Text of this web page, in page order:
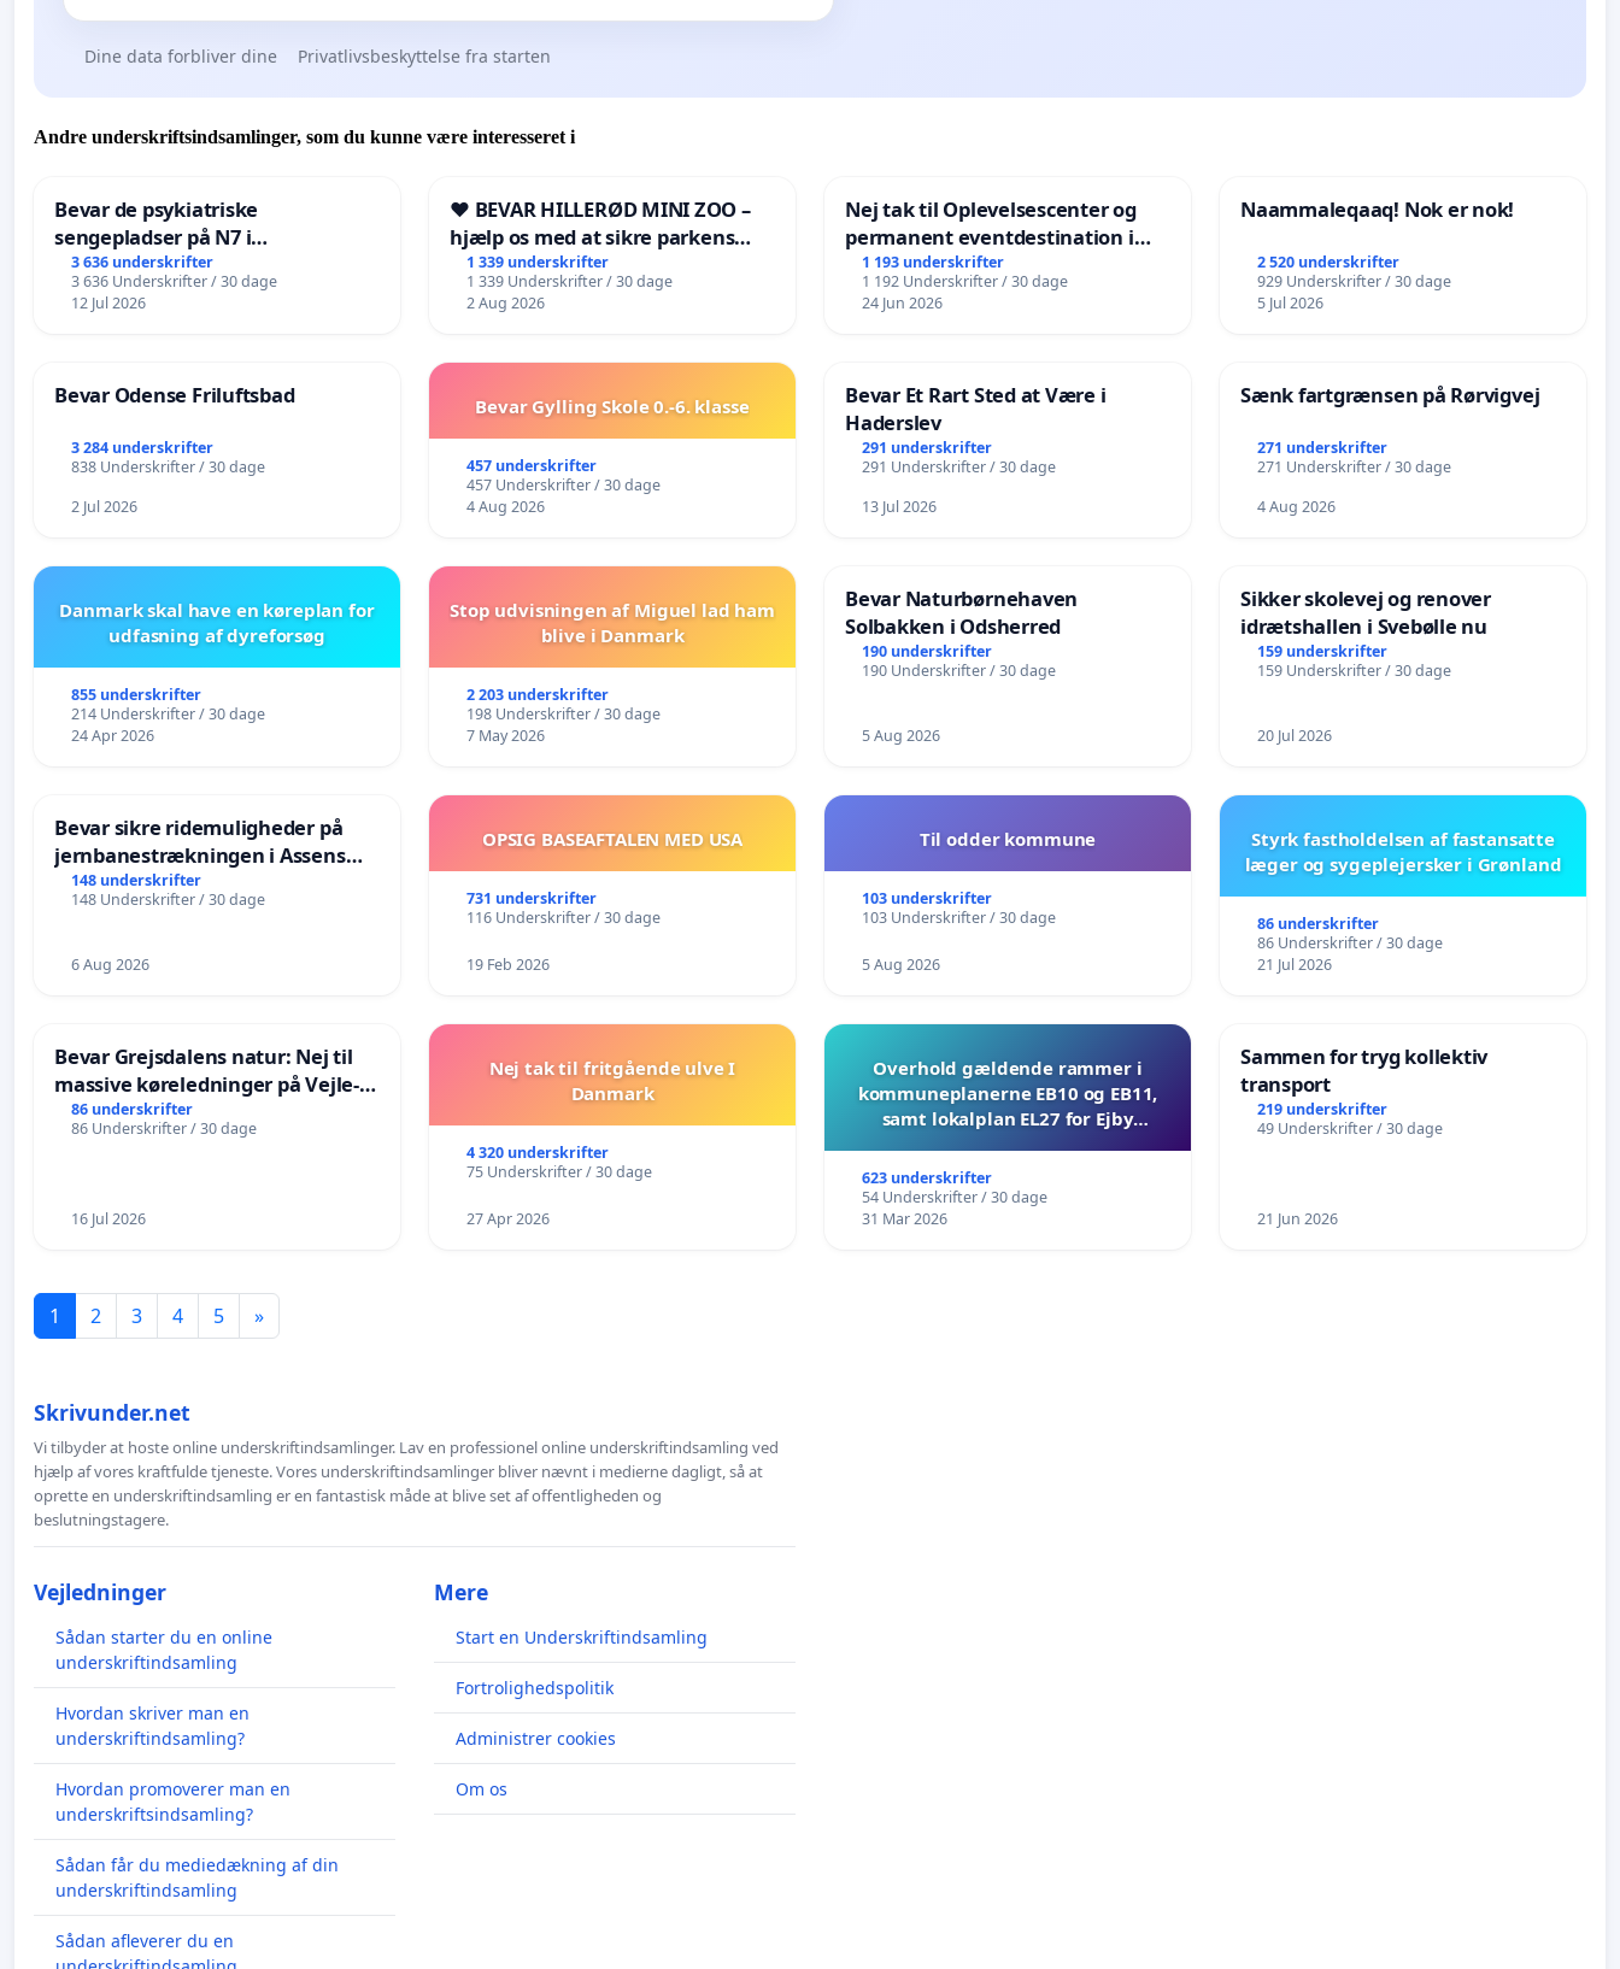
Dine data forbliver dine Privatlivsbeskyttelse fra starten
Andre underskriftsindsamlinger, som du kunne være interesseret i
Bevar de psykiatriske
sengepladser på N7 i
Frederikshavn
3 636 underskrifter
3 636 Underskrifter / 30 dage
12 Jul 2026
❤️ BEVAR HILLERØD MINI ZOO –
hjælp os med at sikre parkens
fremtid ❤️
1 339 underskrifter
1 339 Underskrifter / 30 dage
2 Aug 2026
Nej tak til Oplevelsescenter og
permanent eventdestination i
Vejby - Ja tak til et levende
lokalområde i balance
1 193 underskrifter
1 192 Underskrifter / 30 dage
24 Jun 2026
Naammaleqaaq! Nok er nok!
2 520 underskrifter
929 Underskrifter / 30 dage
5 Jul 2026
Bevar Odense Friluftsbad
3 284 underskrifter
838 Underskrifter / 30 dage
2 Jul 2026
Bevar Gylling Skole 0.-6. klasse
457 underskrifter
457 Underskrifter / 30 dage
4 Aug 2026
Bevar Et Rart Sted at Være i
Haderslev
291 underskrifter
291 Underskrifter / 30 dage
13 Jul 2026
Sænk fartgrænsen på Rørvigvej
271 underskrifter
271 Underskrifter / 30 dage
4 Aug 2026
Danmark skal have en køreplan for
udfasning af dyreforsøg
855 underskrifter
214 Underskrifter / 30 dage
24 Apr 2026
Stop udvisningen af Miguel lad ham
blive i Danmark
2 203 underskrifter
198 Underskrifter / 30 dage
7 May 2026
Bevar Naturbørnehaven
Solbakken i Odsherred
190 underskrifter
190 Underskrifter / 30 dage
5 Aug 2026
Sikker skolevej og renover
idrætshallen i Svebølle nu
159 underskrifter
159 Underskrifter / 30 dage
20 Jul 2026
Bevar sikre ridemuligheder på
jernbanestrækningen i Assens
Kommune
148 underskrifter
148 Underskrifter / 30 dage
6 Aug 2026
OPSIG BASEAFTALEN MED USA
731 underskrifter
116 Underskrifter / 30 dage
19 Feb 2026
Til odder kommune
103 underskrifter
103 Underskrifter / 30 dage
5 Aug 2026
Styrk fastholdelsen af fastansatte
læger og sygeplejersker i Grønland
86 underskrifter
86 Underskrifter / 30 dage
21 Jul 2026
Bevar Grejsdalens natur: Nej til
massive køreledninger på Vejle-
Struer-banen
86 underskrifter
86 Underskrifter / 30 dage
16 Jul 2026
Nej tak til fritgående ulve I
Danmark
4 320 underskrifter
75 Underskrifter / 30 dage
27 Apr 2026
Overhold gældende rammer i
kommuneplanerne EB10 og EB11,
samt lokalplan EL27 for Ejby
623 underskrifter
54 Underskrifter / 30 dage
31 Mar 2026
Sammen for tryg kollektiv
transport
219 underskrifter
49 Underskrifter / 30 dage
21 Jun 2026
1 2 3 4 5 »
Skrivunder.net
Vi tilbyder at hoste online underskriftindsamlinger. Lav en professionel online underskriftindsamling ved
hjælp af vores kraftfulde tjeneste. Vores underskriftindsamlinger bliver nævnt i medierne dagligt, så at
oprette en underskriftindsamling er en fantastisk måde at blive set af offentligheden og
beslutningstagere.
Vejledninger
Sådan starter du en online
underskriftindsamling
Hvordan skriver man en
underskriftindsamling?
Hvordan promoverer man en
underskriftsindsamling?
Sådan får du mediedækning af din
underskriftindsamling
Sådan afleverer du en
Mere
Start en Underskriftindsamling
Fortrolighedspolitik
Administrer cookies
Om os